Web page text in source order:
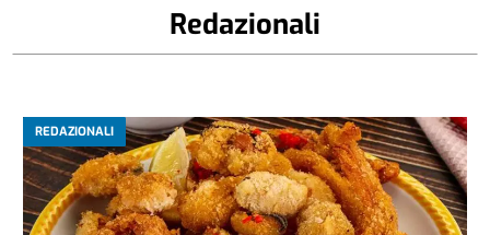
Redazionali
REDAZIONALI